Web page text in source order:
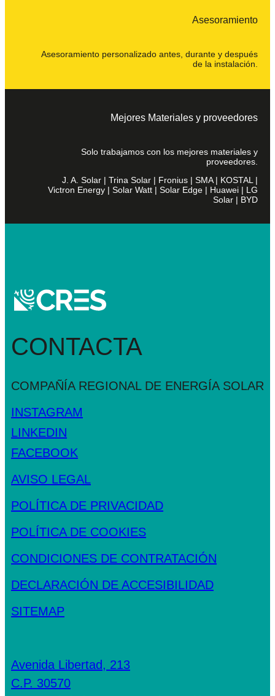
Asesoramiento
Asesoramiento personalizado antes, durante y después
de la instalación.
Mejores Materiales y proveedores
Solo trabajamos con los mejores materiales y
proveedores.
J. A. Solar | Trina Solar | Fronius | SMA | KOSTAL |
Victron Energy | Solar Watt | Solar Edge | Huawei | LG
Solar | BYD
CONTACTA
COMPAÑÍA REGIONAL DE ENERGÍA SOLAR
INSTAGRAM
LINKEDIN
FACEBOOK
AVISO LEGAL
POLÍTICA DE PRIVACIDAD
POLÍTICA DE COOKIES
CONDICIONES DE CONTRATACIÓN
DECLARACIÓN DE ACCESIBILIDAD
SITEMAP
Avenida Libertad, 213
C.P. 30570